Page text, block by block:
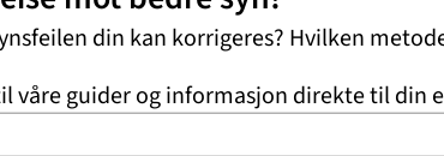
din kan korrigeres? Hvilken
våre guider og informasjon direkte til din